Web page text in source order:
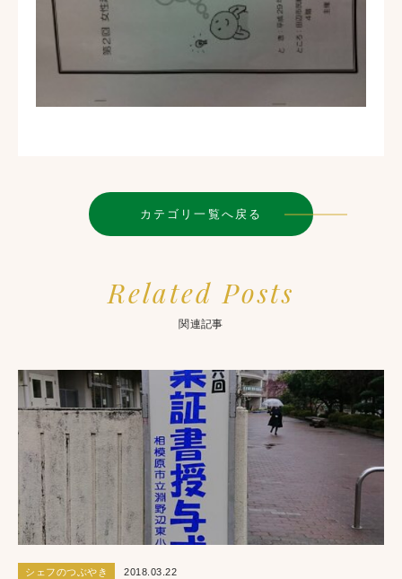
カテゴリ一覧へ戻る
Related Posts
関連記事
シェフのつぶやき 2018.03.22